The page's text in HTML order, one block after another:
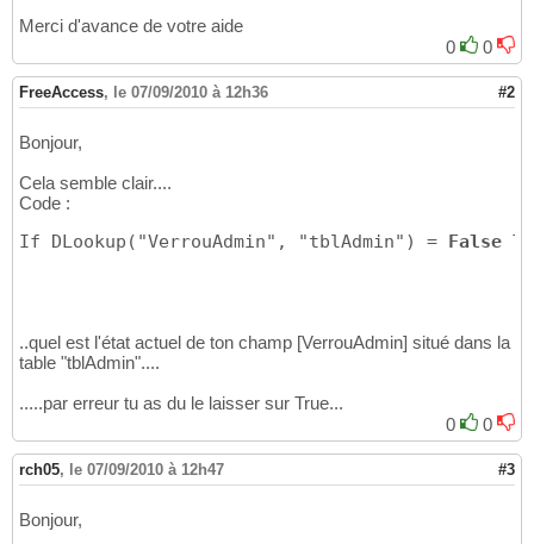
18
20
"La base de Données est
        DoCmd.Quit
Merci d'avance de votre aide
0
0
FreeAccess, le 07/09/2010 à 12h36 #2
Bonjour,
Cela semble clair....
Code :
If DLookup("VerrouAdmin", "tblAdmin") = False
..quel est l'état actuel de ton champ [VerrouAdmin] situé dans la
table "tblAdmin"....
.....par erreur tu as du le laisser sur True...
0
0
rch05, le 07/09/2010 à 12h47 #3
Bonjour,